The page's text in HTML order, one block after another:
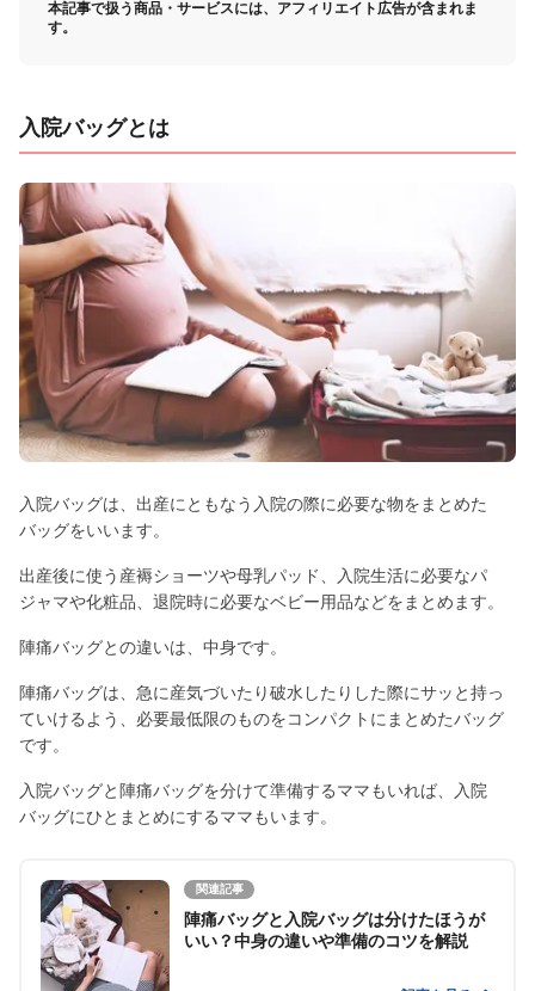
本記事で扱う商品・サービスには、アフィリエイト広告が含まれま
す。
入院バッグとは
入院バッグは、出産にともなう入院の際に必要な物をまとめた
バッグをいいます。
出産後に使う産褥ショーツや母乳パッド、入院生活に必要なパ
ジャマや化粧品、退院時に必要なベビー用品などをまとめます。
陣痛バッグとの違いは、中身です。
陣痛バッグは、急に産気づいたり破水したりした際にサッと持っ
ていけるよう、必要最低限のものをコンパクトにまとめたバッグ
です。
入院バッグと陣痛バッグを分けて準備するママもいれば、入院
バッグにひとまとめにするママもいます。
関連記事
陣痛バッグと入院バッグは分けたほうが
いい？中身の違いや準備のコツを解説